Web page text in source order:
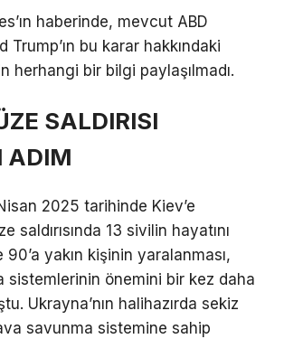
haberinde, mevcut ABD
Trump’ın bu karar hakkındaki
herhangi bir bilgi paylaşılmadı.
SALDIRISI
ADIM
2025 tarihinde Kiev’e
saldırısında 13 sivilin hayatını
yakın kişinin yaralanması,
sistemlerinin önemini bir kez daha
Ukrayna’nın halihazırda sekiz
savunma sistemine sahip